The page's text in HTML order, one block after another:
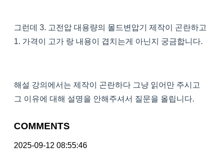
그런데 3. 고전압 대용량의 몰드변압기 제작이 곤란하고
1. 가격이 고가 랑 내용이 겹치는게 아닌지 궁금합니다.
해설 강의에서는 제작이 곤란하다 그냥 읽어만 주시고
그 이유에 대해 설명을 안해주셔서 질문을 올립니다.
COMMENTS
2025-09-12 08:55:46